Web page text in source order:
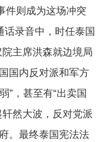
则成为这场冲突
话录音中，时任泰国
主席洪森就边境局
国内反对派和军方
”，甚至有“出卖国
然大波，反对党派
。最终泰国宪法法